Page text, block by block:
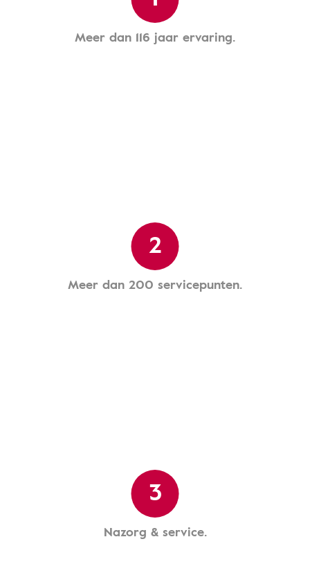
Meer dan 116 jaar ervaring.
2
Meer dan 200 servicepunten.
3
Nazorg & service.